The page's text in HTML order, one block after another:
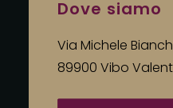
Dove siamo
Via Michele
89900 Vibo